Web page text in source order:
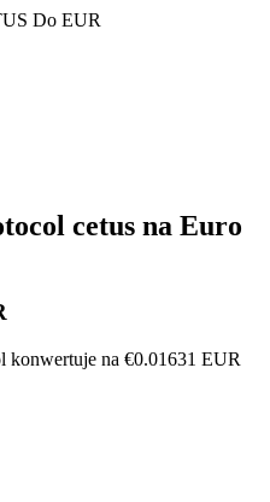
Do EUR
cetus na Euro
konwertuje na €0.01631 EUR